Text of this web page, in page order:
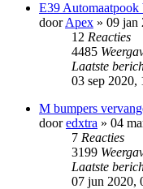
E39 Automaatpook
doorApex » 09 jan
12 Reacties
4485
Laatste
03 sep 2020,
M bumpers
dooredxtra » 04
7 Reacties
3199
Laatste
07 jun 2020,